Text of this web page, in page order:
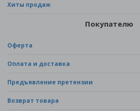
Хиты продаж
Покупателю
Оферта
Оплата и доставка
Предъявление претензии
Возврат товара